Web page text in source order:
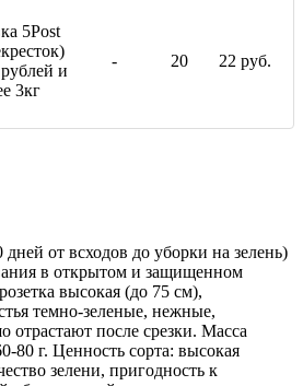
5Post
и
3кг
- 20 22 руб.
от всходов до уборки на зелень)
в открытом и защищенном
высокая (до 75 см),
темно-зеленые, нежные,
отрастают после срезки. Масса
80 г. Ценность сорта: высокая
зелени, пригодность к